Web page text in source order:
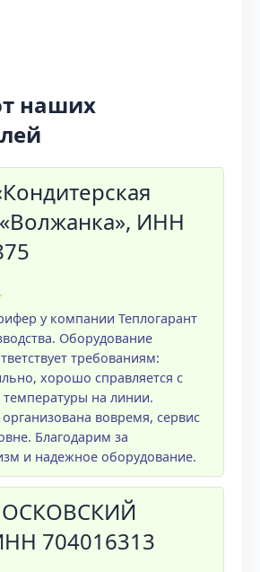
наших
ИНН
у компании Теплогарант
Оборудование
требованиям:
хорошо справляется с
на линии.
вовремя, сервис
Благодарим за
и надежное оборудование.
704016313